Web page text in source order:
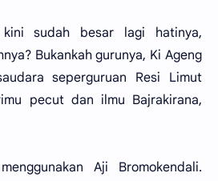
sudah besar lagi hatinya,
Bukankah gurunya, Ki Ageng
seperguruan Resi Limut
pecut dan ilmu Bajrakirana,
Aji Bromokendali.